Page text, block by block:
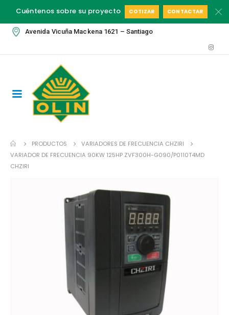
Cuéntenos sobre su proyecto COTIZAR CONTACTAR
Avenida Vicuña Mackena 1621 – Santiago
PRODUCTOS
VARIADORES DE FRECUENCIA CHZIRI
VARIADOR DE FRECUENCIA 90KW 125HP ZVF300H-G090/P0110T4MD
CHZIRI